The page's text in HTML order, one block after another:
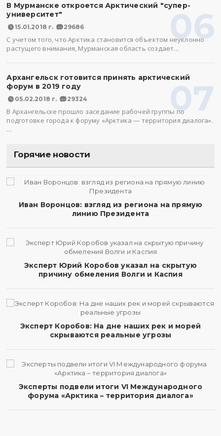
06
В Мурманске откроется Арктический "супер-
университет"
15.01.2018 г. 29686
С учетом того, что Арктика становится объектом неуклонно
растущего внимания, Мурманская область создает…
07
Архангельск готовится принять арктический
форум в 2019 году
05.02.2018 г. 29324
В Архангельске прошло заседание рабочей группы по
подготовке города к форуму «Арктика — территория диалога».
…
Горячие новости
Иван Воронцов: взгляд из региона на прямую
линию Президента
Эксперт Юрий Коробов указал на скрытую
причину обмеления Волги и Каспия
Эксперт Коробов: На дне наших рек и морей
скрываются реальные угрозы
Эксперты подвели итоги VI Международного
форума «Арктика – территория диалога»